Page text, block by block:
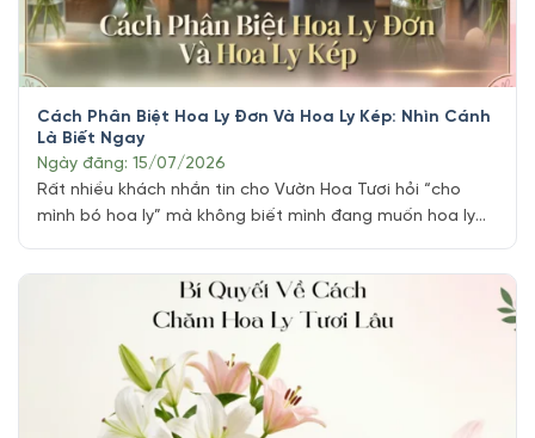
Cách Phân Biệt Hoa Ly Đơn Và Hoa Ly Kép: Nhìn Cánh
Là Biết Ngay
Ngày đăng: 15/07/2026
Rất nhiều khách nhắn tin cho Vườn Hoa Tươi hỏi “cho
mình bó hoa ly” mà không biết mình đang muốn hoa ly
Ly Kép, hai dòng hoa có giá chênh nhau khá nhiều nhưng
lại dễ gây nhầm lẫn nếu chỉ nhìn qua ảnh nhỏ [...]